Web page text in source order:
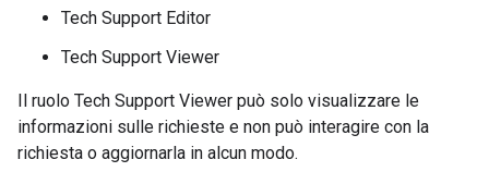
Tech Support Editor
Tech Support Viewer
Il ruolo Tech Support Viewer può solo visualizzare le
informazioni sulle richieste e non può interagire con la
richiesta o aggiornarla in alcun modo.